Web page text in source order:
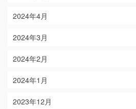
2024年4月
2024年3月
2024年2月
2024年1月
2023年12月